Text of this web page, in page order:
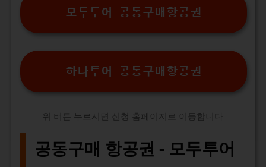
모두투어 공동구매항공권
하나투어 공동구매항공권
위 버튼 누르시면 신청 홈페이지로 이동합니다
공동구매 항공권 - 모두투어